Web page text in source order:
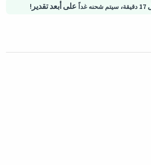
17 دقيقة ، سيتم شحنه غداً على أبعد تقدير!